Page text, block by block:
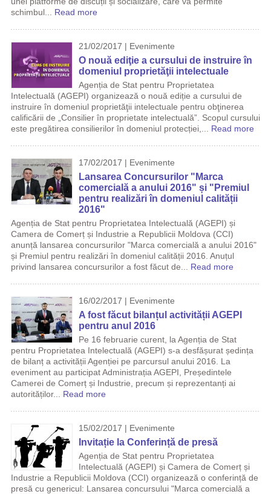
schimbul... Read more
21/02/2017 | Evenimente
O nouă ediţie a cursului de instruire în
domeniul proprietăţii intelectuale
Agenția de Stat pentru Proprietatea
Intelectuală (AGEPI) organizează o nouă ediție a cursului de
instruire în domeniul proprietăţii intelectuale pentru obţinerea
calificării de „Consilier în proprietate intelectuală”. Scopul cursului
este pregătirea consilierilor în domeniul protecției,... Read more
17/02/2017 | Evenimente
Lansarea Concursurilor "Marca
comercială a anului 2016" și "Premiul
pentru realizări în domeniul calității
2016"
Agenția de Stat pentru Proprietatea Intelectuală (AGEPI) și
Camera de Comerț și Industrie a Republicii Moldova (CCI)
anunță lansarea concursurilor "Marca comercială a anului 2016"
și Premiul pentru realizări în domeniul calității 2016. Anuțul
privind lansarea concursurilor a fost făcut de... Read more
16/02/2017 | Evenimente
A fost făcut bilanțul activității AGEPI
pentru anul 2016
Pe 16 februarie curent, la Agenția de Stat
pentru Proprietatea Intelectuală (AGEPI) s-a desfășurat ședința
de bilanț a activității Agenției pe parcursul anului 2016. La
eveniment au participat Administrația AGEPI, Președintele
Camerei de Comerț și Industrie, precum și reprezentanți ai
autorităților... Read more
15/02/2017 | Evenimente
Invitație la Conferință de presă
Agenția de Stat pentru Proprietatea
Intelectuală (AGEPI) și Camera de Comerț și
Industrie a Republicii Moldova (CCI) organizează o conferință de
presă cu genericul: Lansarea concursului "Marca comercială a